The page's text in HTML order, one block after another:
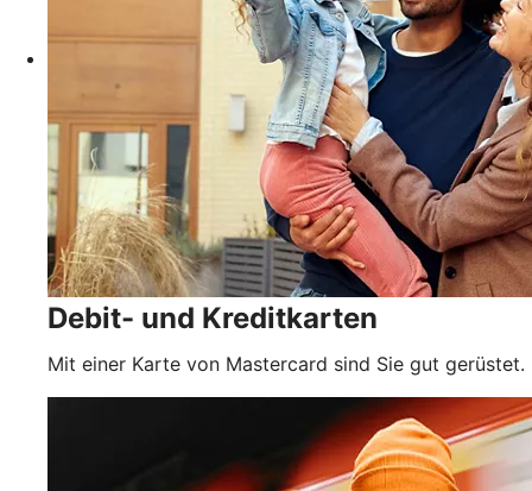
Debit- und Kreditkarten
Mit einer Karte von Mastercard sind Sie gut gerüstet.